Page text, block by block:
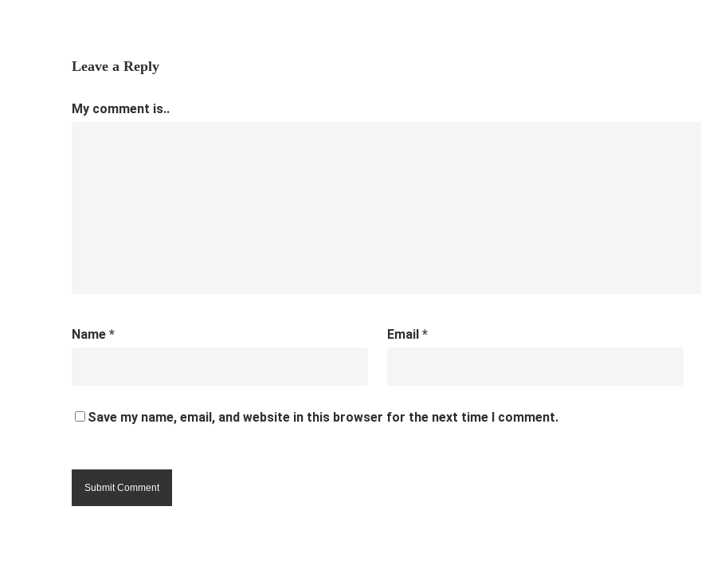
Leave a Reply
My comment is..
Name * Email *
Save my name, email, and website in this browser for the next time I comment.